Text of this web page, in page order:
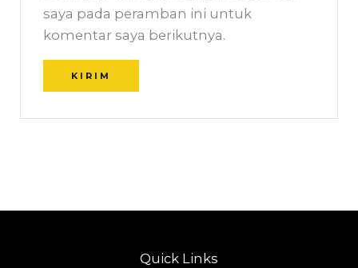
saya pada peramban ini untuk
komentar saya berikutnya.
Quick Links